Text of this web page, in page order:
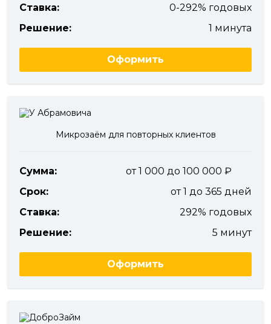
Ставка:
0-292% годовых
Решение:
1 минута
Оформить
Микрозаём для повторных клиентов
Сумма:
от 1 000 до 100 000
Срок:
от 1 до 365 дней
Ставка:
292% годовых
Решение:
5 минут
Оформить